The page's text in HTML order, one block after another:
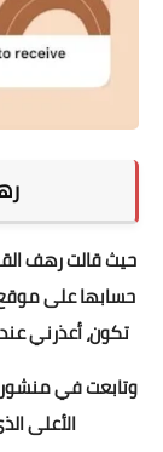
حيث قالت رهف
حسابها على موقع
تكون، أعذرني
وتابعت في منشور
الأعلى